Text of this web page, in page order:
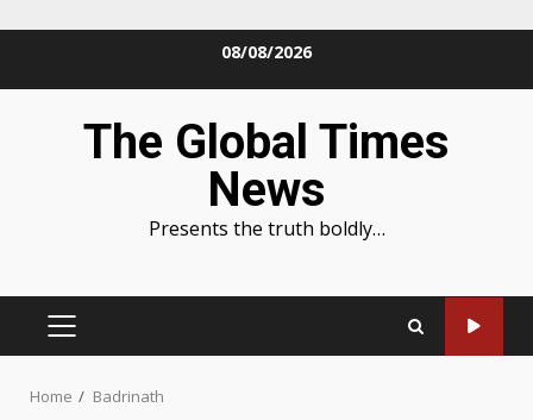
08/08/2026
The Global Times
News
Presents the truth boldly…
PRIMARY
Home Badrinath